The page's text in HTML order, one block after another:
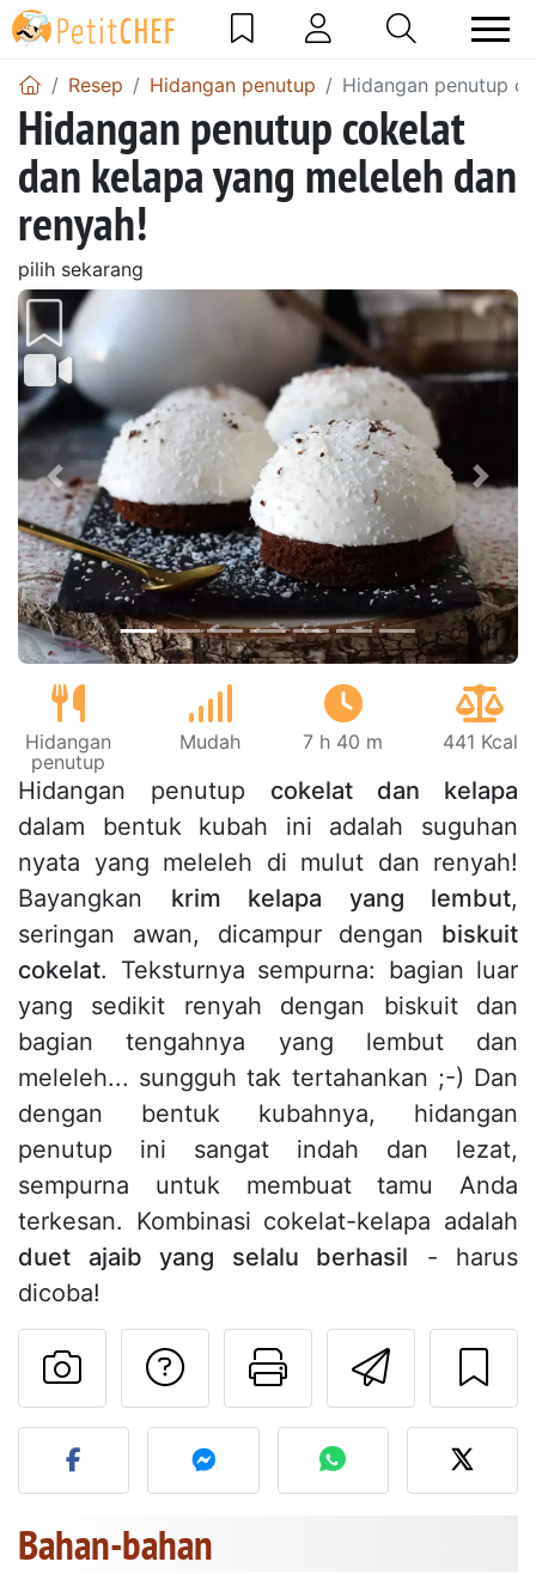
Resep Hidangan penutup Hidangan penutup
Hidangan penutup cokelat
dan kelapa yang meleleh dan
renyah!
pilih sekarang
Sebelumnya
Hidangan
penutup
Mudah 7 h 40 m 441 Kcal
Hidangan penutup cokelat dan kelapa
dalam bentuk kubah ini adalah suguhan
nyata yang meleleh di mulut dan renyah!
Bayangkan krim kelapa yang lembut,
seringan awan, dicampur dengan biskuit
cokelat. Teksturnya sempurna: bagian luar
yang sedikit renyah dengan biskuit dan
bagian tengahnya yang lembut dan
meleleh... sungguh tak tertahankan ;-) Dan
dengan bentuk kubahnya, hidangan
penutup ini sangat indah dan lezat,
sempurna untuk membuat tamu Anda
terkesan. Kombinasi cokelat-kelapa adalah
duet ajaib yang selalu berhasil - harus
dicoba!
Kirim
Cetak
Mengajukan
Unggah foto Anda dari
Bahan-bahan